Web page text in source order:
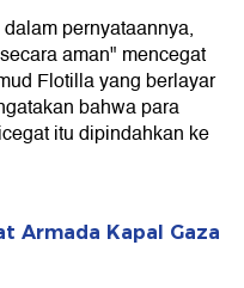
pernyataannya,
aman" mencegat
Flotilla yang berlayar
bahwa para
itu dipindahkan ke
Armada Kapal Gaza